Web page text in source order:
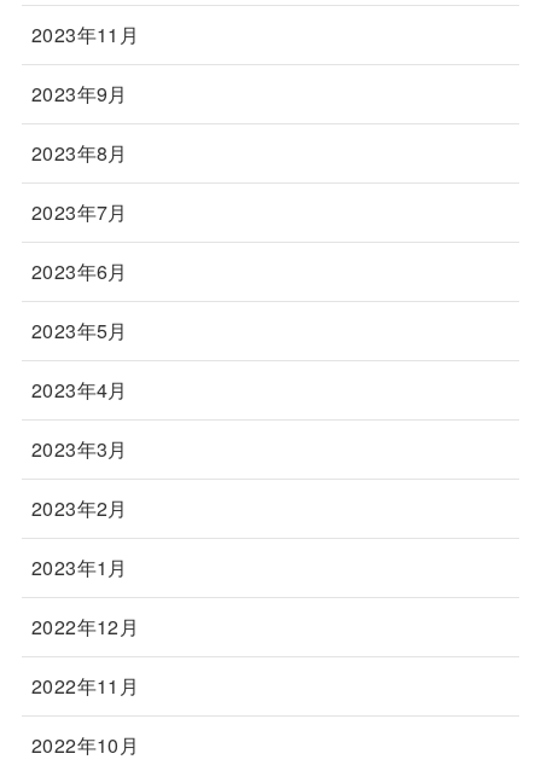
2023年11月
2023年9月
2023年8月
2023年7月
2023年6月
2023年5月
2023年4月
2023年3月
2023年2月
2023年1月
2022年12月
2022年11月
2022年10月